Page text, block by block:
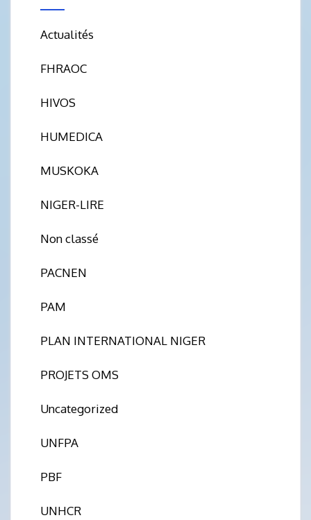
Actualités
FHRAOC
HIVOS
HUMEDICA
MUSKOKA
NIGER-LIRE
Non classé
PACNEN
PAM
PLAN INTERNATIONAL NIGER
PROJETS OMS
Uncategorized
UNFPA
PBF
UNHCR